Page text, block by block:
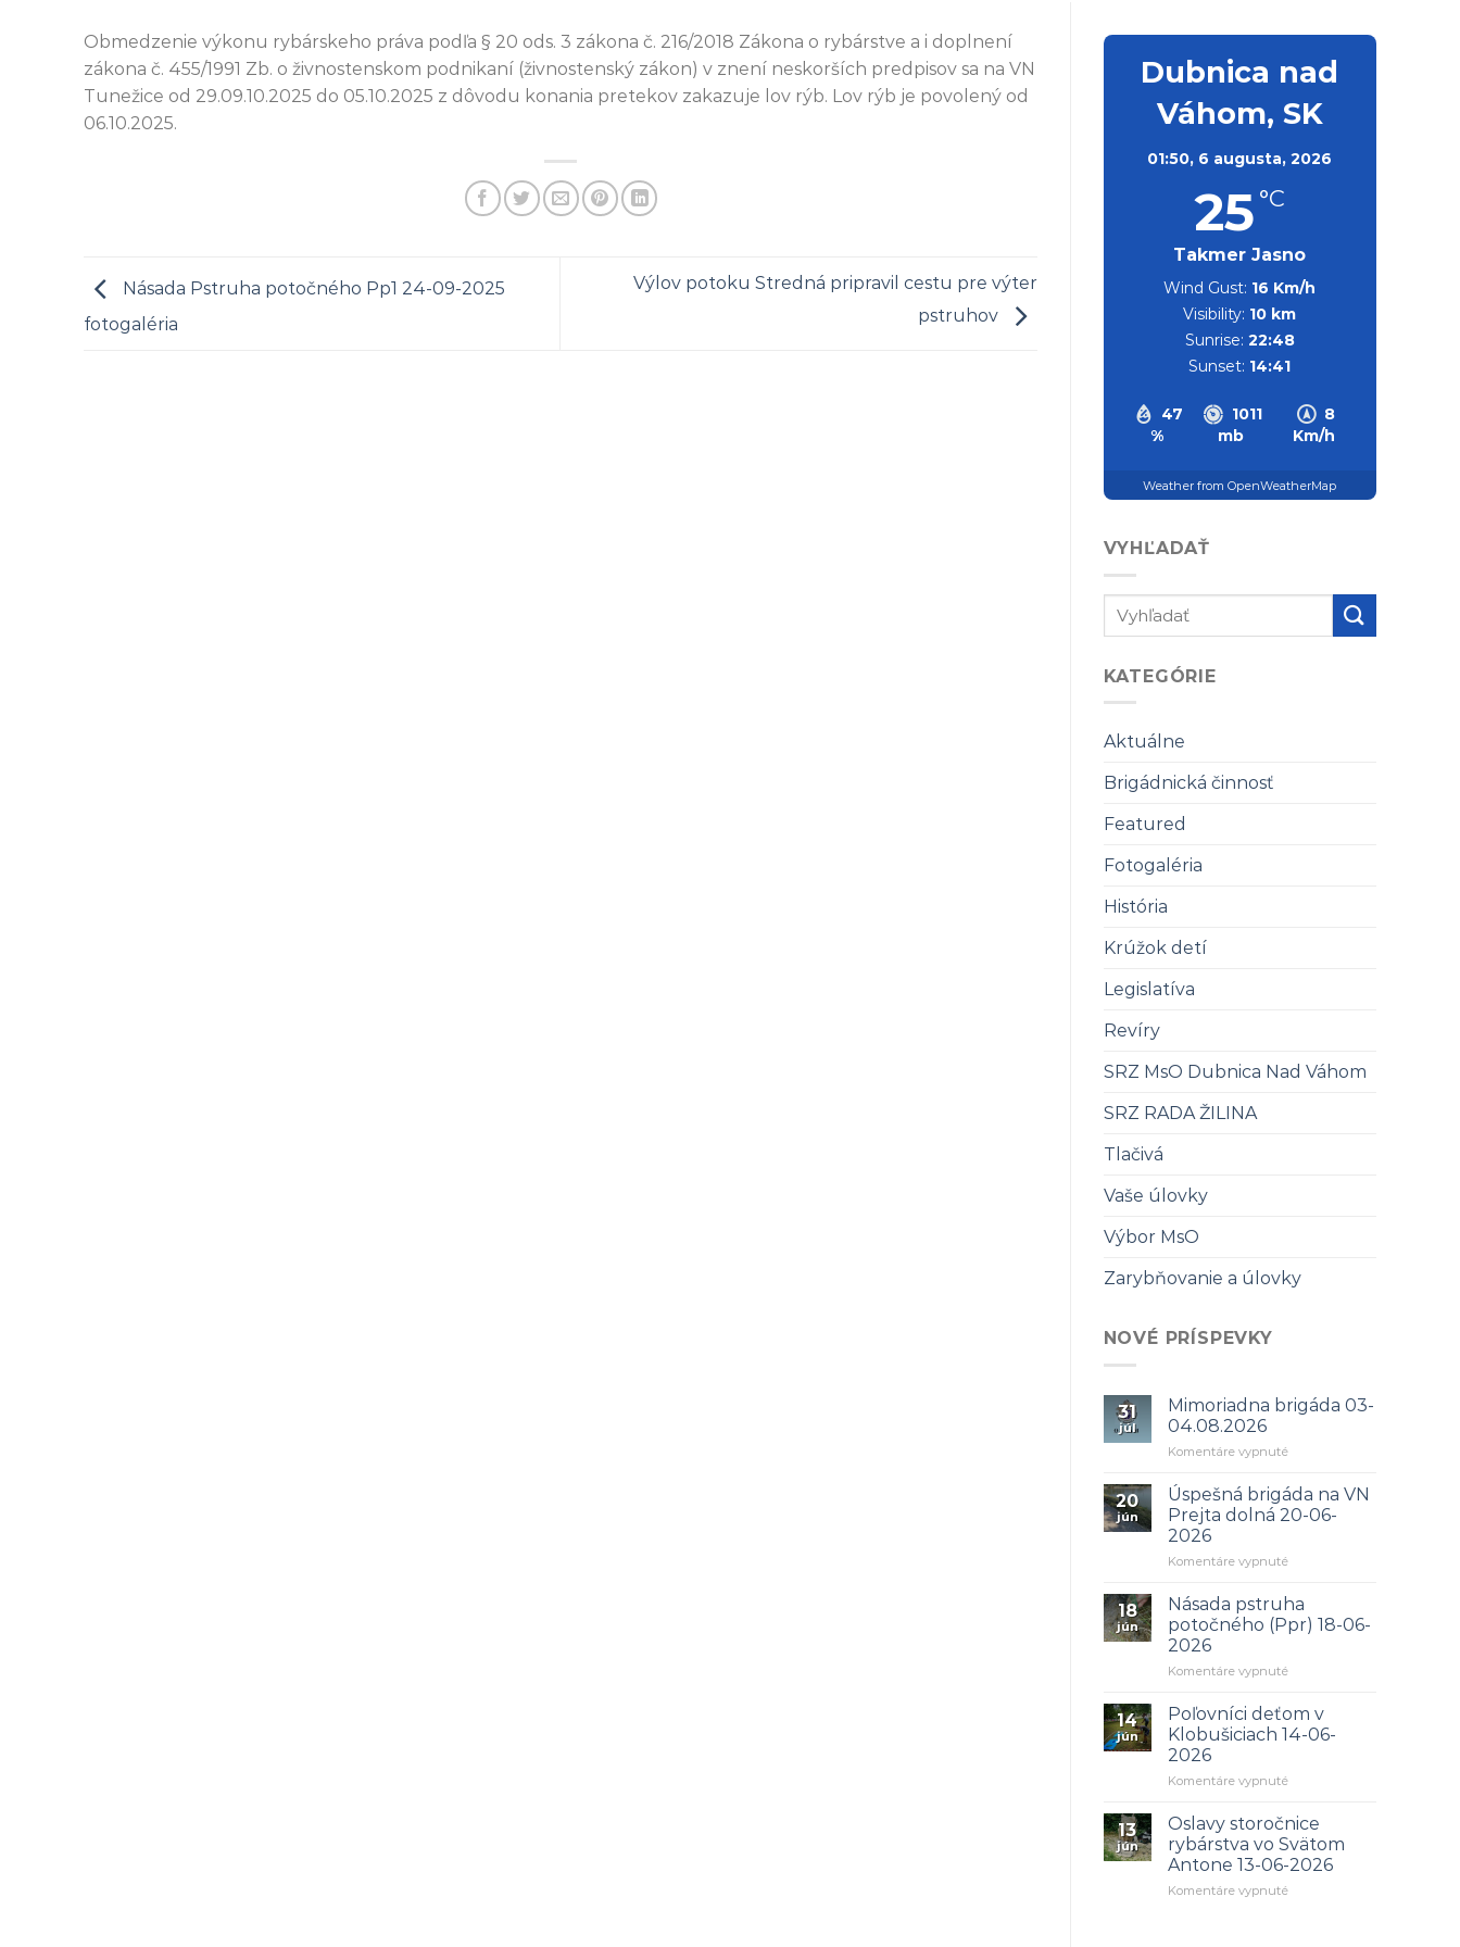
Obmedzenie výkonu rybárskeho práva podľa § 20 ods. 3 zákona č. 216/2018 Zákona o rybárstve a i doplnení
zákona č. 455/1991 Zb. o živnostenskom podnikaní (živnostenský zákon) v znení neskorších predpisov sa na VN
Tunežice od 29.09.10.2025 do 05.10.2025 z dôvodu konania pretekov zakazuje lov rýb. Lov rýb je povolený od
06.10.2025.
Násada Pstruha potočného Pp1 24-09-2025
fotogaléria
Výlov potoku Stredná pripravil cestu pre výter
pstruhov
Dubnica nad
Váhom, SK
01:50, 6 augusta, 2026
25 °C
Takmer Jasno
47
%
1011
mb
8
Km/h
Wind Gust: 16 Km/h
Visibility: 10 km
Sunrise: 22:48
Sunset: 14:41
Weather from OpenWeatherMap
VYHĽADAŤ
KATEGÓRIE
Aktuálne
Brigádnická činnosť
Featured
Fotogaléria
História
Krúžok detí
Legislatíva
Revíry
SRZ MsO Dubnica Nad Váhom
SRZ RADA ŽILINA
Tlačivá
Vaše úlovky
Výbor MsO
Zarybňovanie a úlovky
NOVÉ PRÍSPEVKY
31
júl
Mimoriadna brigáda 03-
04.08.2026
Komentáre vypnuténa
brigáda
03-
04.08.2026
20
jún
Úspešná brigáda na VN
Prejta dolná 20-06-
2026
Komentáre vypnuténa
na
VN
dolná
06-
2026
18
jún
Násada pstruha
potočného (Ppr) 18-06-
2026
Komentáre vypnuténa
potočného
(Ppr)
06-
14
jún
Poľovníci deťom v
Klobušiciach 14-06-
2026
Komentáre vypnuténa
deťom
v
Klobušiciach
14-
06-
13
jún
Oslavy storočnice
rybárstva vo Svätom
Antone 13-06-2026
Komentáre vypnuténa